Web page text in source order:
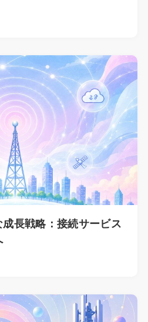
長戦略：接続サービス